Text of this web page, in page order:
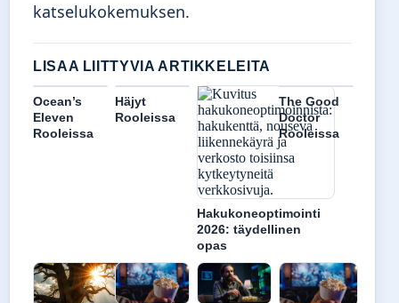
katselukokemuksen.
LISAA LIITTYVIA ARTIKKELEITA
Ocean’s
Eleven
Rooleissa
Häjyt
Rooleissa
Hakukoneoptimointi
2026: täydellinen
opas
The Good
Doctor
Rooleissa